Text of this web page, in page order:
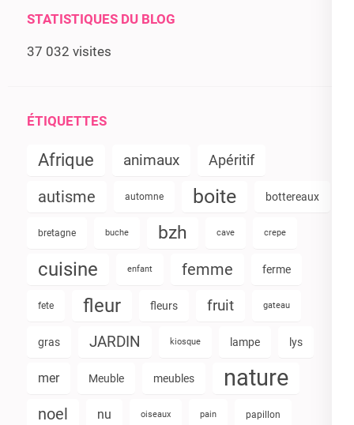
STATISTIQUES DU BLOG
37 032 visites
ÉTIQUETTES
Afrique animaux Apéritif
autisme automne boite bottereaux
bretagne buche bzh cave crepe
cuisine enfant femme ferme
fete fleur fleurs fruit gateau
gras JARDIN kiosque lampe lys
mer Meuble meubles nature
noel nu oiseaux pain papillon